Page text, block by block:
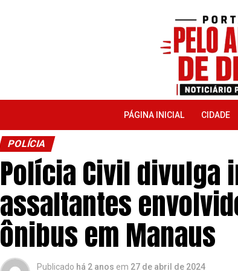
PÁGINA INICIAL CIDADE
POLÍCIA
Polícia Civil divulga
assaltantes
ônibus em Manaus
Publicado há 2 anos em 27 de abril de 2024